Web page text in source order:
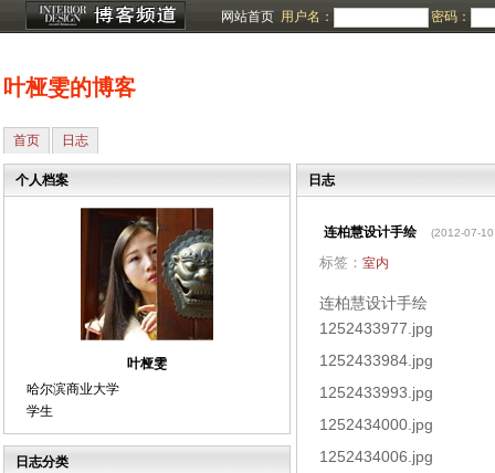
网站首页 用户名： 密码：
叶桠雯的博客
首页 日志
个人档案
叶桠雯
哈尔滨商业大学
学生
日志分类
日志
连柏慧设计手绘 (2012-07-
标签： 室内
连柏慧设计手绘
1252433977.jpg
1252433984.jpg
1252433993.jpg
1252434000.jpg
1252434006.jpg